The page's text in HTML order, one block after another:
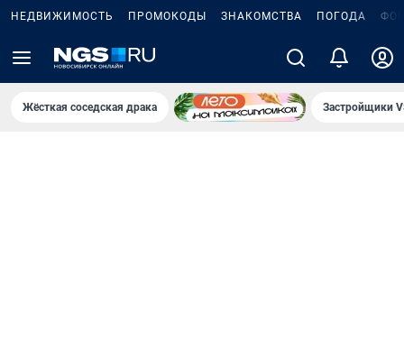
НЕДВИЖИМОСТЬ ПРОМОКОДЫ ЗНАКОМСТВА ПОГОДА
Жёсткая соседская драка Застройщики